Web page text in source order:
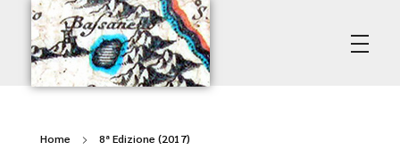
Poggio del Lago • Premio Amerino
Associazione Culturale Vasanello
Home 8ª Edizione (2017)